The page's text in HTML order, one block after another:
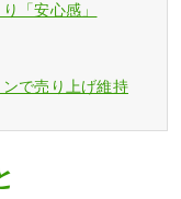
「安心感」
で売り上げ維持